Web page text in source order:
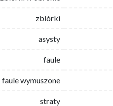
zbiórki
asysty
faule
faule wymuszone
straty